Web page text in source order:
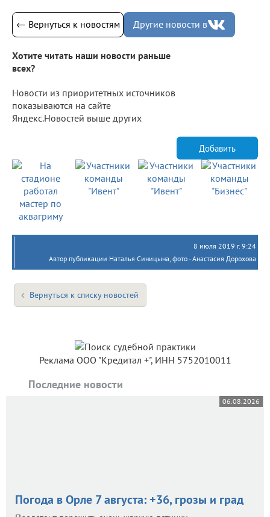
← Вернуться к новостям Другие новости в
Хотите читать наши новости раньше
всех?
Новости из приоритетных источников
показываются на сайте
Яндекс.Новостей выше других
Добавить
8 июля 2019 г. 9:24
Автор публикации Наталья Синицына, фото - Анастасия Дорохова
Вернуться к списку новостей
Реклама ООО "Кредитал +", ИНН 5752010011
Последние новости
06.08.2026
Погода в Орле 7 августа: +36, грозы и град